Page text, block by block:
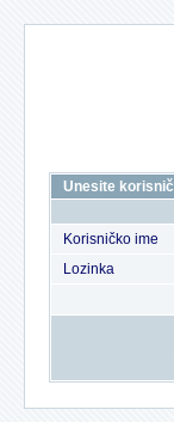
Unesite
Korisničko ime
Lozinka